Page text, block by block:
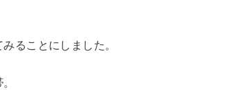
ることにしました。